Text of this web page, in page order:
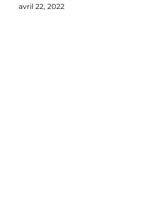
avril 22, 2022